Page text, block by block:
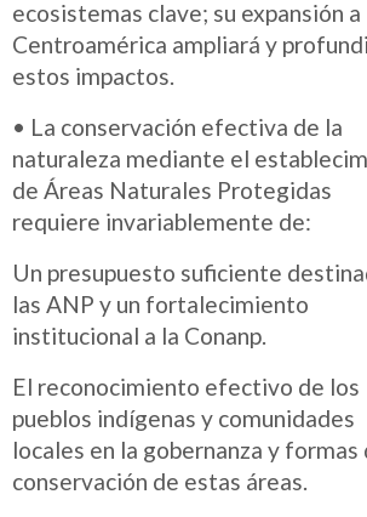
ecosistemas clave; su expansión a
Centroamérica ampliará y
estos impactos.
• La conservación efectiva de la
naturaleza mediante el
de Áreas Naturales Protegidas
requiere invariablemente de:
Un presupuesto suficiente
las ANP y un fortalecimiento
institucional a la Conanp.
El reconocimiento efectivo de los
pueblos indígenas y comunidades
locales en la gobernanza y formas
conservación de estas áreas.